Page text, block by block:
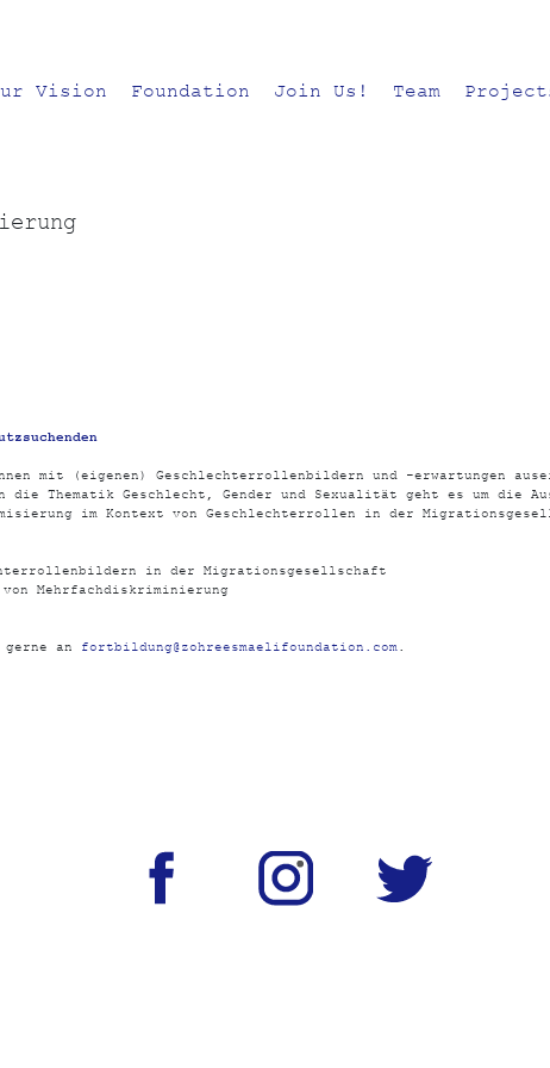
Vision Foundation Join Us! Team
mit (eigenen) Geschlechterrollenbildern und -erwartungen
Thematik Geschlecht, Gender und Sexualität geht es um die
im Kontext von Geschlechterrollen in der
in der Migrationsgesellschaft
Mehrfachdiskriminierung
an fortbildung@zohreesmaelifoundation.com.